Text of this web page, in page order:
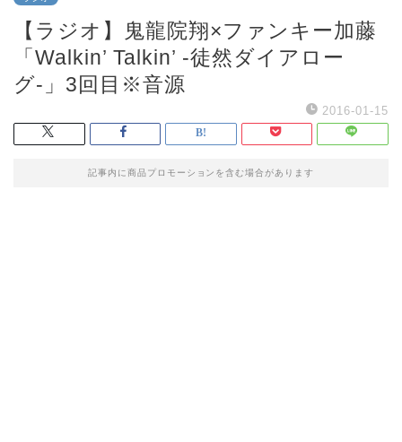
【ラジオ】鬼龍院翔×ファンキー加藤
「Walkin’ Talkin’ -徒然ダイアロー
グ-」3回目※音源
2016-01-15
記事内に商品プロモーションを含む場合があります